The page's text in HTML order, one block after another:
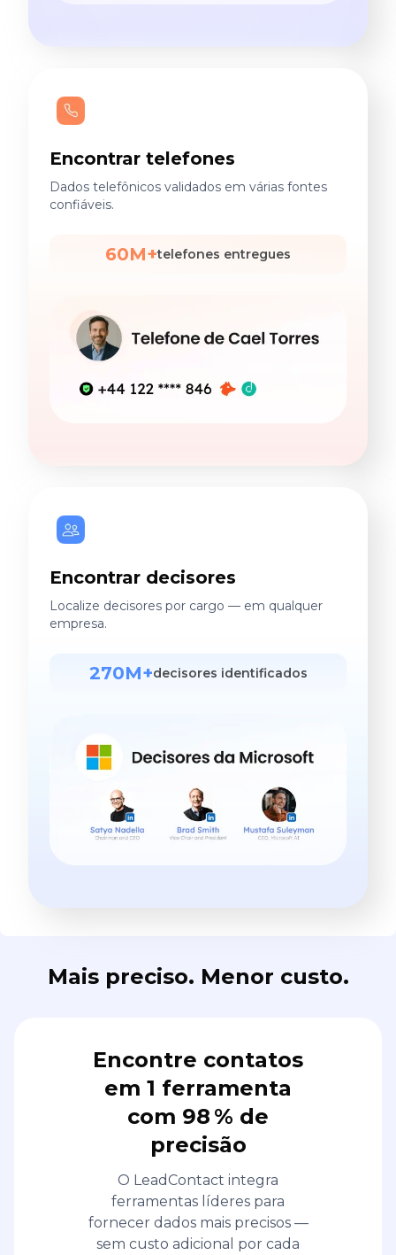
Encontrar telefones
Dados telefônicos validados em várias fontes
confiáveis.
60M+telefones entregues
Encontrar decisores
Localize decisores por cargo — em qualquer
empresa.
270M+decisores identificados
Mais preciso. Menor custo.
Encontre contatos
em 1 ferramenta
com 98 % de
precisão
O LeadContact integra
ferramentas líderes para
fornecer dados mais precisos —
sem custo adicional por cada